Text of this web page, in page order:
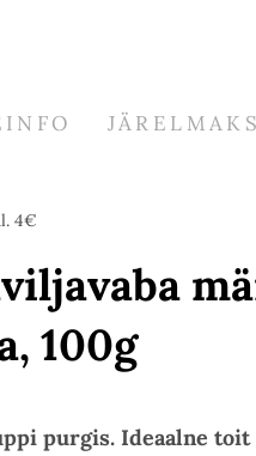
JÄRELMAKS
4€
100g
purgis. Ideaalne